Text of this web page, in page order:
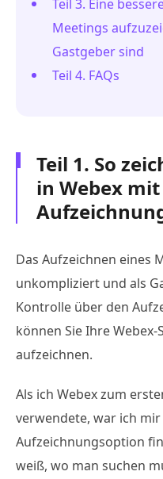
Teil 3. Eine
Meetings
Gastgeber sind
Teil 4. FAQs
Teil 1. So
in Webex
Das Aufzeichnen eines
unkompliziert und als
Kontrolle über den
können Sie Ihre
aufzeichnen.
Als ich Webex zum
verwendete, war ich
Aufzeichnungsoption
weiß, wo man suchen